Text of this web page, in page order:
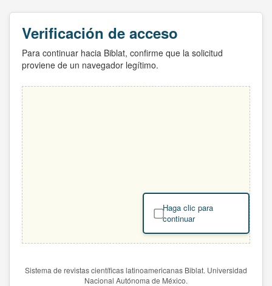
Verificación de acceso
Para continuar hacia Biblat, confirme que la solicitud
proviene de un navegador legítimo.
Haga clic para
continuar
Sistema de revistas científicas latinoamericanas Biblat. Universidad
Nacional Autónoma de México.